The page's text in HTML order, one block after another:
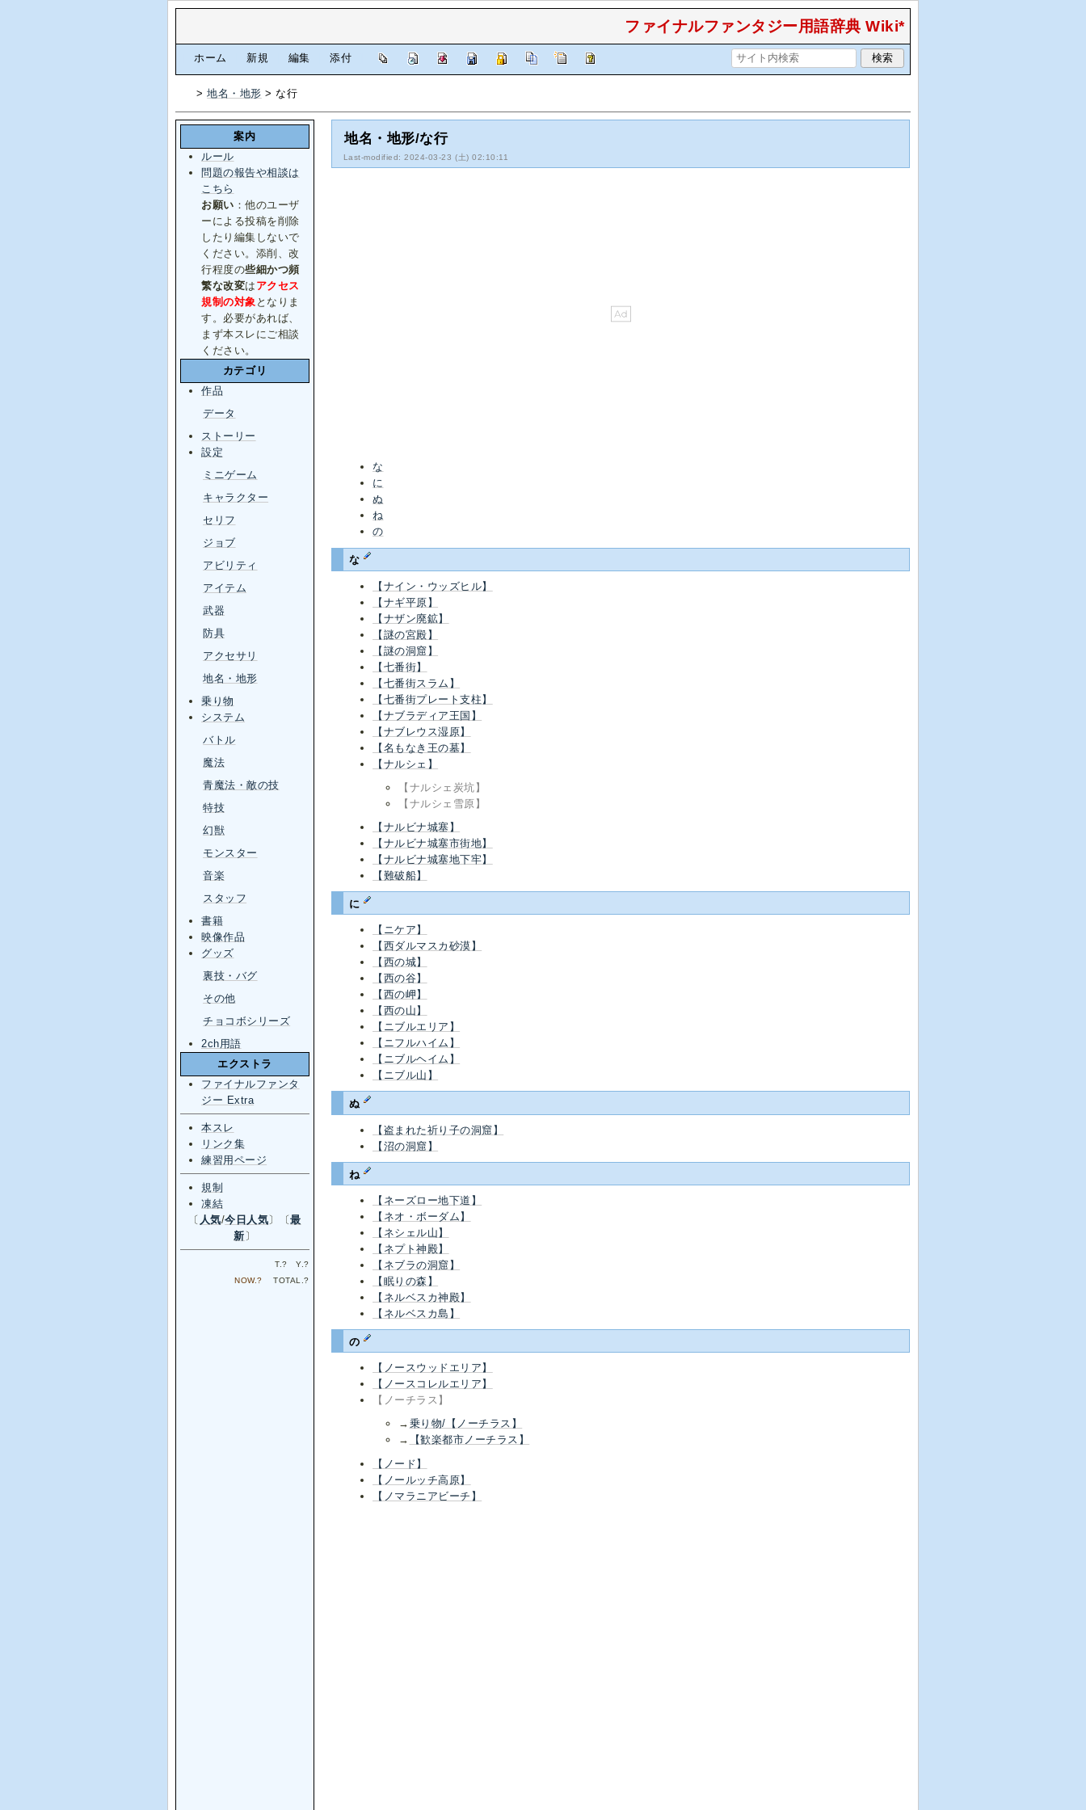
ファイナルファンタジー用語辞典 Wiki*
ホーム 新規 編集 添付
>地名・地形 > な行
地名・地形/な行
Last-modified: 2024-03-23 (土) 02:10:11
な
に
ぬ
ね
の
な
【ナイン・ウッズヒル】
【ナギ平原】
【ナザン廃鉱】
【謎の宮殿】
【謎の洞窟】
【七番街】
【七番街スラム】
【七番街プレート支柱】
【ナブラディア王国】
【ナブレウス湿原】
【名もなき王の墓】
【ナルシェ】
【ナルシェ炭坑】
【ナルシェ雪原】
【ナルビナ城塞】
【ナルビナ城塞市街地】
【ナルビナ城塞地下牢】
【難破船】
に
【ニケア】
【西ダルマスカ砂漠】
【西の城】
【西の谷】
【西の岬】
【西の山】
【ニブルエリア】
【ニフルハイム】
【ニブルヘイム】
【ニブル山】
ぬ
【盗まれた祈り子の洞窟】
【沼の洞窟】
ね
【ネーズロー地下道】
【ネオ・ボーダム】
【ネシェル山】
【ネプト神殿】
【ネブラの洞窟】
【眠りの森】
【ネルベスカ神殿】
【ネルベスカ島】
の
【ノースウッドエリア】
【ノースコレルエリア】
【ノーチラス】
→ 乗り物/【ノーチラス】
→
【歓楽都市ノーチラス】
【ノード】
【ノールッチ高原】
【ノマラニアビーチ】
案内
ルール
問題の報告や相談は
こちら
お願い ：他のユーザ
ーによる投稿を削除
したり編集しないで
ください。添削、改
行程度の些細かつ頻
繁な改変は アクセス
規制の対象 となりま
す。必要があれば、
まず本スレにご相談
ください。
カテゴリ
作品
データ
ストーリー
設定
ミニゲーム
キャラクター
セリフ
ジョブ
アビリティ
アイテム
武器
防具
アクセサリ
地名・地形
乗り物
システム
バトル
魔法
青魔法・敵の技
特技
幻獣
モンスター
音楽
スタッフ
書籍
映像作品
グッズ
裏技・バグ
その他
チョコボシリーズ
2ch用語
エクストラ
ファイナルファンタ
ジー Extra
本スレ
リンク集
練習用ページ
規制
凍結
〔 人気/今日人気〕〔最
新〕
T.? Y.?
NOW.? TOTAL.?